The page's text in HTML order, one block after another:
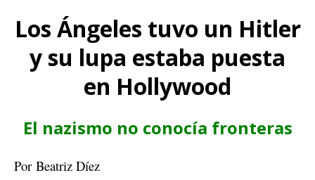
Los Ángeles tuvo un Hitler
y su lupa estaba puesta
en Hollywood
El nazismo no conocía fronteras
Por Beatriz Díez